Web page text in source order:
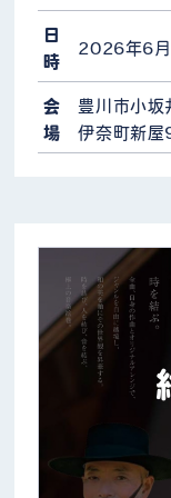
れるホールとピア
せていただきまし
日
時
2026年6月
会
場
豊川市小坂
伊奈町新屋